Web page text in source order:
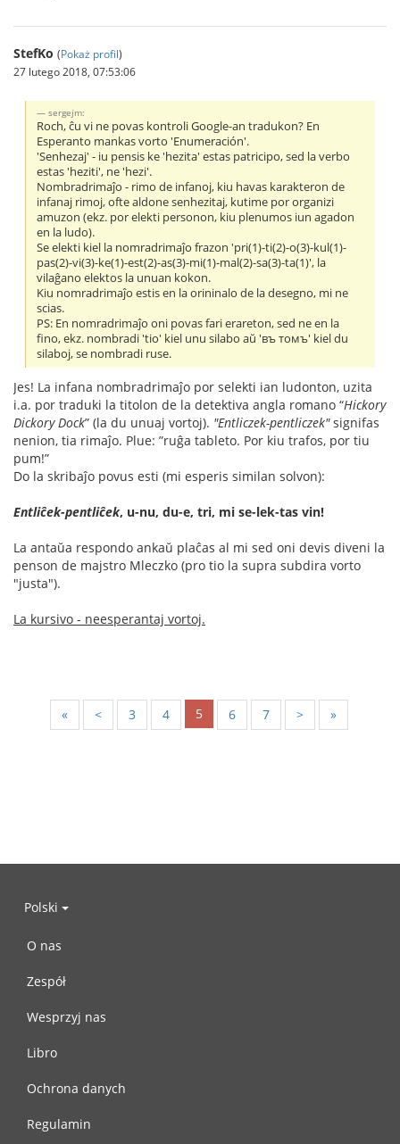
StefKo (Pokaż profil)
27 lutego 2018, 07:53:06
sergejm:
Roch, ĉu vi ne povas kontroli Google-an tradukon? En
Esperanto mankas vorto 'Enumeración'.
'Senhezaj' - iu pensis ke 'hezita' estas patricipo, sed la verbo
estas 'heziti', ne 'hezi'.
Nombradrimaĵo - rimo de infanoj, kiu havas karakteron de
infanaj rimoj, ofte aldone senhezitaj, kutime por organizi
amuzon (ekz. por elekti personon, kiu plenumos iun agadon
en la ludo).
Se elekti kiel la nomradrimaĵo frazon 'pri(1)-ti(2)-o(3)-kul(1)-
pas(2)-vi(3)-ke(1)-est(2)-as(3)-mi(1)-mal(2)-sa(3)-ta(1)', la
vilaĝano elektos la unuan kokon.
Kiu nomradrimaĵo estis en la orininalo de la desegno, mi ne
scias.
PS: En nomradrimaĵo oni povas fari erareton, sed ne en la
fino, ekz. nombradi 'tio' kiel unu silabo aŭ 'въ томъ' kiel du
silaboj, se nombradi ruse.
Jes! La infana nombradrimaĵo por selekti ian ludonton, uzita
i.a. por traduki la titolon de la detektiva angla romano “Hickory
Dickory Dock” (la du unuaj vortoj). "Entliczek-pentliczek"signifas
nenion, tia rimaĵo. Plue: ”ruĝa tableto. Por kiu trafos, por tiu
pum!”
Do la skribaĵo povus esti (mi esperis similan solvon):
Entliĉek-pentliĉek, u-nu, du-e, tri, mi se-lek-tas vin!
La antaŭa respondo ankaŭ plaĉas al mi sed oni devis diveni la
penson de majstro Mleczko (pro tio la supra subdira vorto
"justa").
La kursivo - neesperantaj vortoj.
« < 3 4 5 6 7 > »
Polski
O nas
Zespół
Wesprzyj nas
Libro
Ochrona danych
Regulamin